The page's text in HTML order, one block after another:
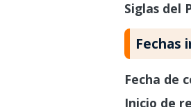
Siglas del
Fechas
Fecha de
Inicio de